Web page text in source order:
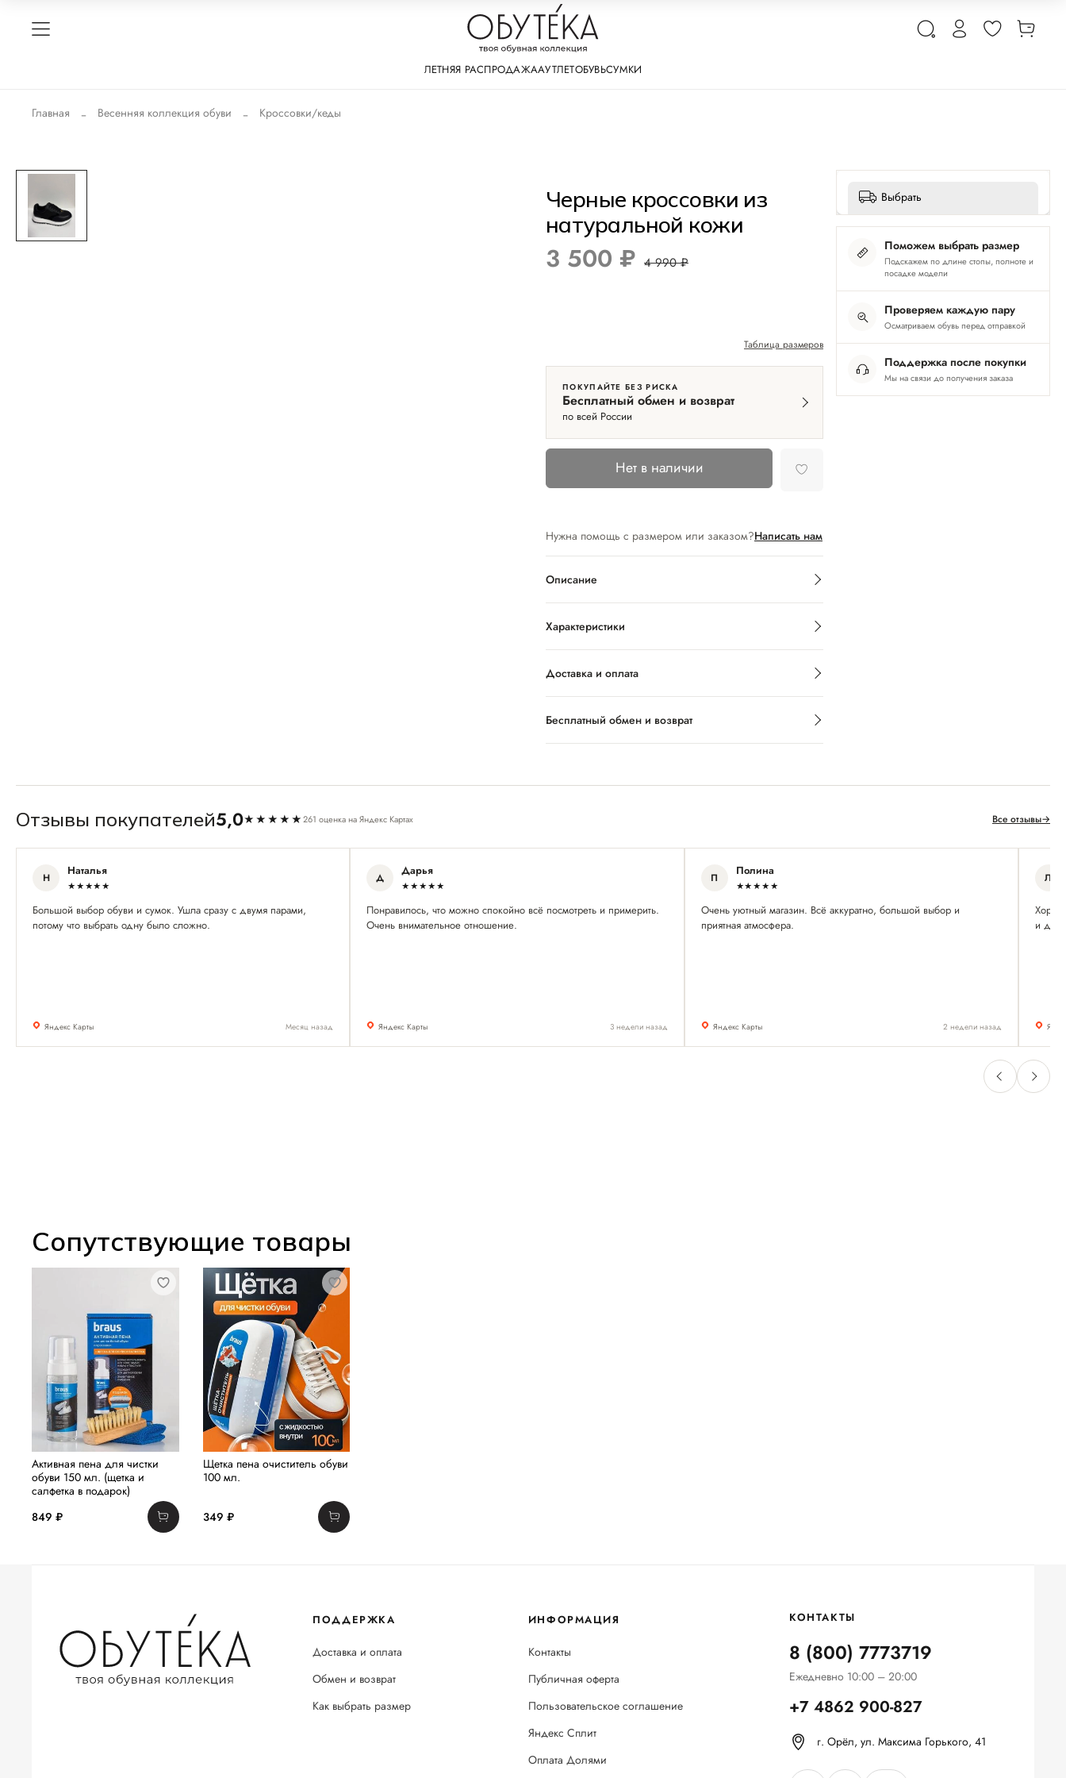
ЛЕТНЯЯ РАСПРОДАЖААУТЛЕТОБУВЬСУМКИ
Главная Весенняя коллекция обуви Кроссовки/кеды
Черные кроссовки из
натуральной кожи
3 500 ₽ 4 990 ₽
Таблица размеров
ПОКУПАЙТЕ БЕЗ РИСКА
Бесплатный обмен и возврат
по всей России
Нет в наличии
Нужна помощь с размером или заказом?Написать нам
Описание
Характеристики
Доставка и оплата
Бесплатный обмен и возврат
Выбрать
Поможем выбрать размер
Подскажем по длине стопы, полноте и
посадке модели
Проверяем каждую пару
Осматриваем обувь перед отправкой
Поддержка после покупки
Мы на связи до получения заказа
Отзывы покупателей5,0★★★★★261 оценка на Яндекс Картах Все отзывы→
Н Наталья
★★★★★
Большой выбор обуви и сумок. Ушла сразу с двумя парами,
потому что выбрать одну было сложно.
Яндекс Карты Месяц назад
Д Дарья
★★★★★
Понравилось, что можно спокойно всё посмотреть и примерить.
Очень внимательное отношение.
Яндекс Карты 3 недели назад
П Полина
★★★★★
Очень уютный магазин. Всё аккуратно, большой выбор и
приятная атмосфера.
Яндекс Карты 2 недели назад
Л
и
Сопутствующие товары
Активная пена для чистки
обуви 150 мл. (щетка и
салфетка в подарок)
849 ₽
Щетка пена очиститель обуви
100 мл.
349 ₽
ПОДДЕРЖКА
Доставка и оплата
Обмен и возврат
Как выбрать размер
ИНФОРМАЦИЯ
Контакты
Публичная оферта
Пользовательское соглашение
Яндекс Сплит
Оплата Долями
КОНТАКТЫ
8 (800) 7773719
Ежедневно 10:00 – 20:00
+7 4862 900-827
г. Орёл, ул. Максима Горького, 41